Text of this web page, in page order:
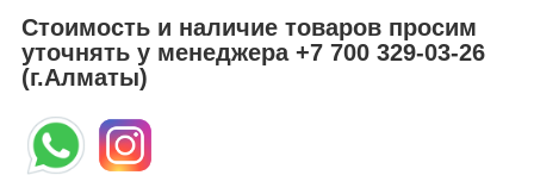
Стоимость и наличие товаров просим
уточнять у менеджера+7 700 329-03-26
(г.Алматы)